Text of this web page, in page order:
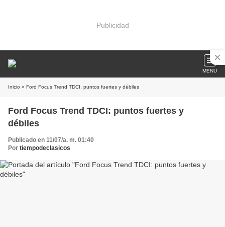
Publicidad
MENU
Inicio » Ford Focus Trend TDCI: puntos fuertes y débiles
Ford Focus Trend TDCI: puntos fuertes y
débiles
Publicado en 11/07/a. m. 01:40
Por tiempodeclasicos